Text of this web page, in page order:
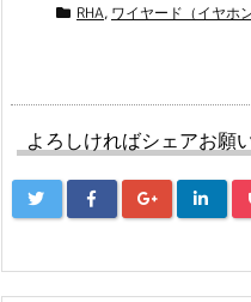
RHA, ワイヤード（イヤホン
よろしければシェアお願